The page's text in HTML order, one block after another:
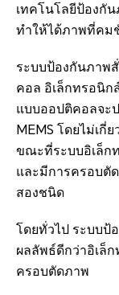
เทคโนโลยีป้องกั
ทำให้ได้ภาพที่คม
ระบบป้องกันภาพ
คอล อิเล็กทรอนิก
แบบออปติคอลจะ
MEMS โดยไม่เกี่
ขณะที่ระบบอิเล็ก
และมีการครอบตั
สองชนิด
โดยทั่วไป ระบบป้
ผลลัพธ์ดีกว่าอิเล็
ครอบตัดภาพ